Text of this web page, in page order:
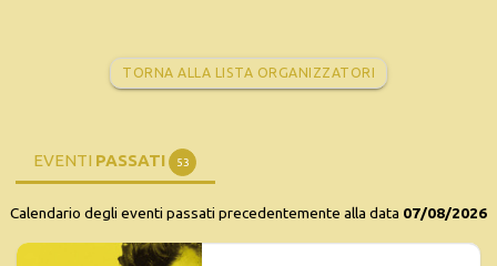
TORNA ALLA LISTA ORGANIZZATORI
EVENTI PASSATI 53
Calendario degli eventi passati precedentemente alla data 07/08/2026